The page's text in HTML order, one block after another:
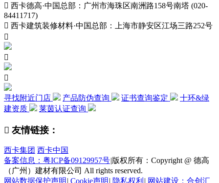
 西卡德高·中国总部：广州市海珠区南洲路158号南塔 (020-
84411717)
 西卡建筑装修材料·中国总部：上海市静安区江场三路252号



寻找附近门店 产品防伪查询 证书查询鉴定
十环&绿
建资质
莱茵认证查询
 友情链接：
西卡集团 西卡中国
备案信息：粤ICP备09129957号|版权所有：Copyright @ 德高
（广州）建材有限公司 All rights reserved.
网站数据保护声明 | Cookie声明 | 隐私权利 | 网站建设：合创汇